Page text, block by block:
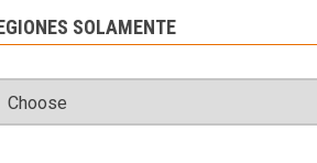
SOLAMENTE